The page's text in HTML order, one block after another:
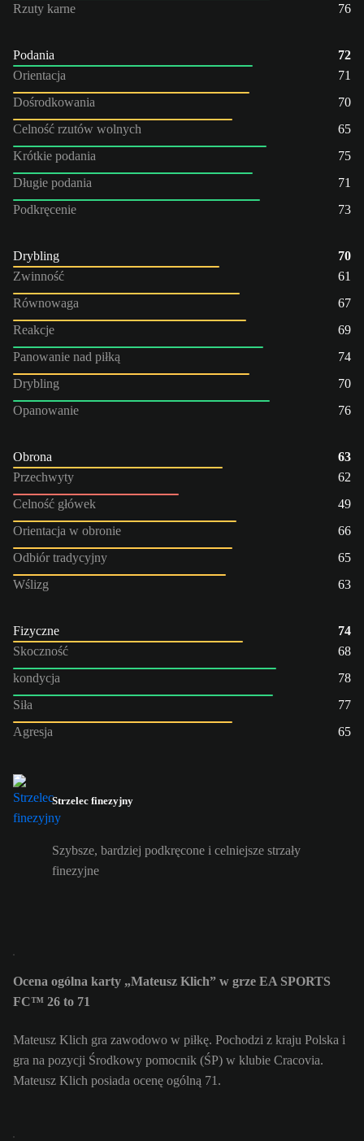
Rzuty karne
76
Podania
72
Orientacja
71
Dośrodkowania
70
Celność rzutów wolnych
65
Krótkie podania
75
Długie podania
71
Podkręcenie
73
Drybling
70
Zwinność
61
Równowaga
67
Reakcje
69
Panowanie nad piłką
74
Drybling
70
Opanowanie
76
Obrona
63
Przechwyty
62
Celność główek
49
Orientacja w obronie
66
Odbiór tradycyjny
65
Wślizg
63
Fizyczne
74
Skoczność
68
kondycja
78
Siła
77
Agresja
65
Strzelec finezyjny
Szybsze, bardziej podkręcone i celniejsze strzały
finezyjne
Ocena ogólna karty „Mateusz Klich” w grze EA SPORTS
FC™ 26 to 71
Mateusz Klich gra zawodowo w piłkę. Pochodzi z kraju Polska i
gra na pozycji Środkowy pomocnik (ŚP) w klubie Cracovia.
Mateusz Klich posiada ocenę ogólną 71.